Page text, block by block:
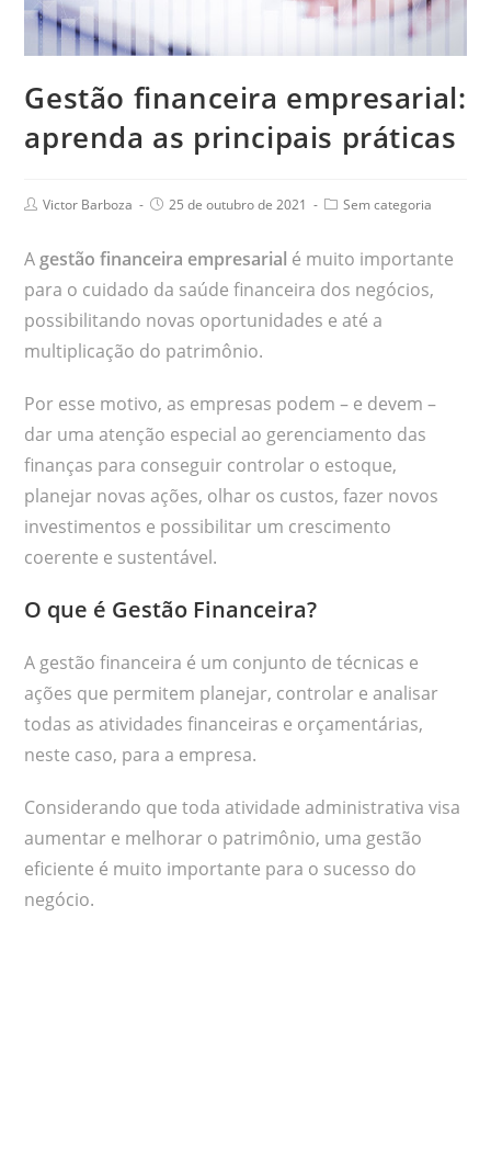
Gestão financeira empresarial:
aprenda as principais práticas
Victor Barboza 25 de outubro de 2021 Sem categoria
A gestão financeira empresarial é muito importante
para o cuidado da saúde financeira dos negócios,
possibilitando novas oportunidades e até a
multiplicação do patrimônio.
Por esse motivo, as empresas podem – e devem –
dar uma atenção especial ao gerenciamento das
finanças para conseguir controlar o estoque,
planejar novas ações, olhar os custos, fazer novos
investimentos e possibilitar um crescimento
coerente e sustentável.
O que é Gestão Financeira?
A gestão financeira é um conjunto de técnicas e
ações que permitem planejar, controlar e analisar
todas as atividades financeiras e orçamentárias,
neste caso, para a empresa.
Considerando que toda atividade administrativa visa
aumentar e melhorar o patrimônio, uma gestão
eficiente é muito importante para o sucesso do
negócio.